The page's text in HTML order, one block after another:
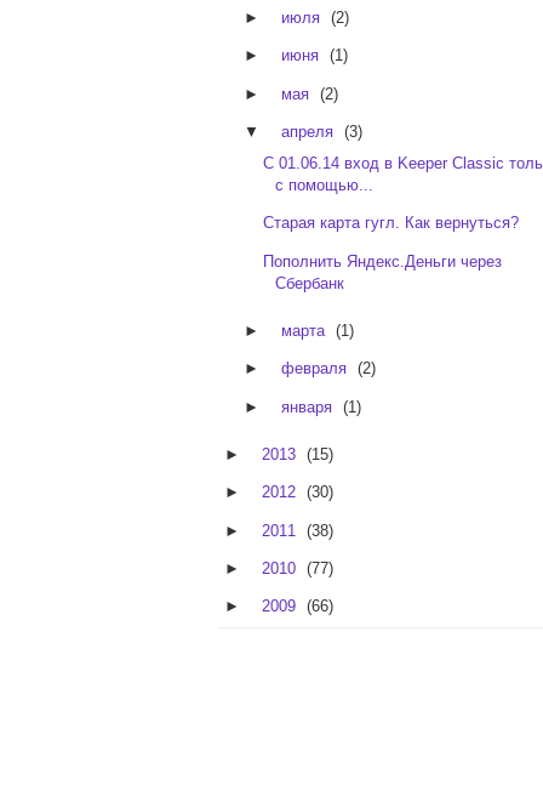
► июля (2)
► июня (1)
► мая (2)
▼ апреля
(3)
C 01.06.14 вход в Keeper Classic
с помощью...
Старая карта гугл. Как вернуться?
Пополнить Яндекс.Деньги через
Сбербанк
► марта (1)
► февраля (2)
► января (1)
► 2013 (15)
► 2012 (30)
► 2011 (38)
► 2010 (77)
► 2009 (66)